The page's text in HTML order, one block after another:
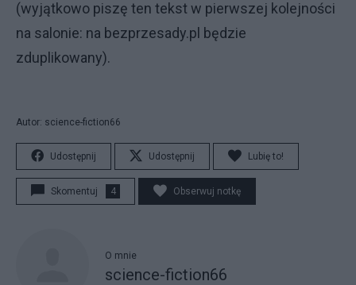
(wyjątkowo piszę ten tekst w pierwszej kolejności
na salonie: na bezprzesady.pl będzie
zduplikowany).
Autor: science-fiction66
Udostępnij Udostępnij Lubię to!
Skomentuj 4 Obserwuj notkę
O mnie
science-fiction66